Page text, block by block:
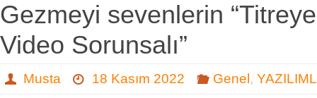
Gezmeyi sevenlerin
Video Sorunsalı”
Musta 18 Kasım 2022 Genel ,